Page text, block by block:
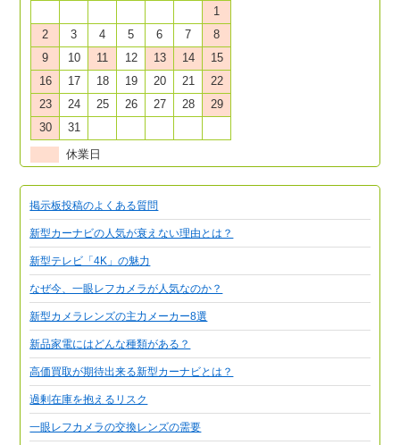
1
2
3 4 5 6 7
8
9
10 11 12 13 14
15
16
17 18 19 20 21
22
23
24 25 26 27 28
29
30
31
休業日
掲示板投稿のよくある質問
新型カーナビの人気が衰えない理由とは？
新型テレビ「4K」の魅力
なぜ今、一眼レフカメラが人気なのか？
新型カメラレンズの主力メーカー8選
新品家電にはどんな種類がある？
高価買取が期待出来る新型カーナビとは？
過剰在庫を抱えるリスク
一眼レフカメラの交換レンズの需要